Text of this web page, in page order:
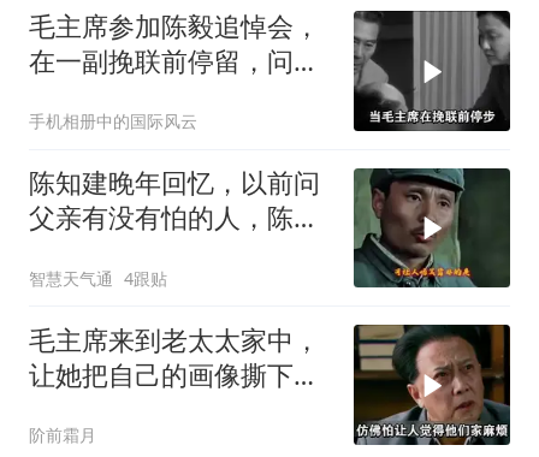
毛主席参加陈毅追悼会，
在一副挽联前停留，问
手机相册中的国际风云
陈知建晚年回忆，以前问
父亲有没有怕的人，陈赓
智慧天气通 4跟贴
毛主席来到老太太家中，
让她把自己的画像撕下
阶前霜月